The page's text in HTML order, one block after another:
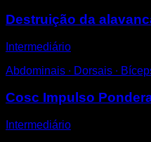
Destruição da
Intermediário
Abdominais ∙ Dorsais ∙
Cosc Impulso
Intermediário